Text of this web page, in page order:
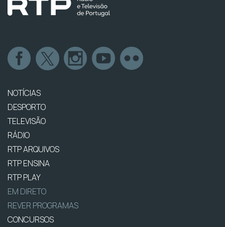
NOTÍCIAS
DESPORTO
TELEVISÃO
RÁDIO
RTP ARQUIVOS
RTP ENSINA
RTP PLAY
EM DIRETO
REVER PROGRAMAS
CONCURSOS